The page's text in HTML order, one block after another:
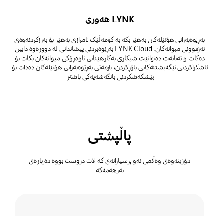
LYNK هەوری
بەڕێوەبەرانی هۆتێلەکان بەهێز بکە بە کۆمەڵێک ئامرازی بەهێز بۆ بەرزکردنەوەی
ئەزموونی میوانەکان. LYNK Cloud بەڕێوەبردنی پیشاندانی لە دوورەوە دابین
دەکات و تەنانەت دەتوانێت شیکاری بەکارهێنانی ناوەڕۆکی میوانەکان بکات بۆ
ئاشکراکردنی تێگەیشتنەکانی بازاڕکردن، یارمەتی بەڕێوەبەرانی هۆتێلەکان دەدات بۆ
پێشکەشکردنی بانگەشەیەکی باشتر.
پاڵپشتی
دۆزینەوەی وەڵامی ئەو پرسیارانەی کە لات دروست بووە دەربارەی
بەرهەمەکە